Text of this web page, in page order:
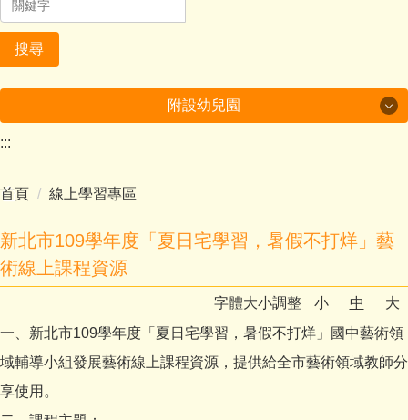
搜尋
附設幼兒園
行政及成果
課程計畫
多元學習
家庭教育成果
:::
首頁 線上學習專區
新北市109學年度「夏日宅學習，暑假不打烊」藝
術線上課程資源
字體大小調整 小 中
大
一、新北市109學年度「夏日宅學習，暑假不打烊」國中藝術領
域輔導小組發展藝術線上課程資源，提供給全市藝術領域教師分
享使用。